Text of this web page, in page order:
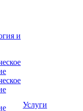
и
Услуги